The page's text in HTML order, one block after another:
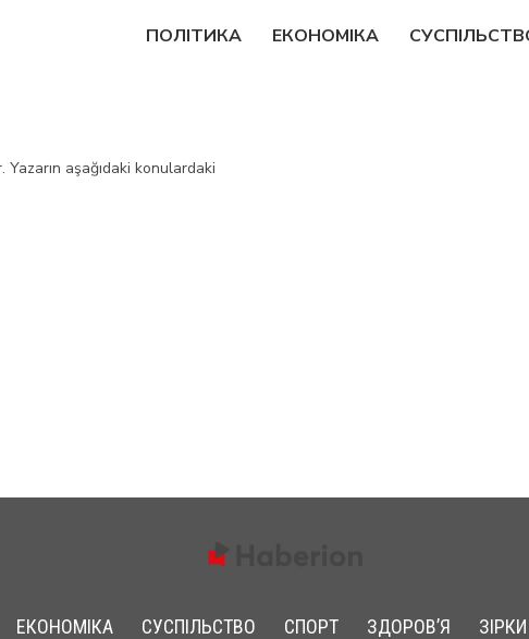
ПОЛІТИКА ЕКОНОМIКА
aşağıdaki konulardaki
ЕКОНОМIКА СУСПІЛЬСТВО СПОРТ ЗДОРОВ’Я ЗIРКИ